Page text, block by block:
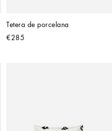
Tetera de porcelana
€285